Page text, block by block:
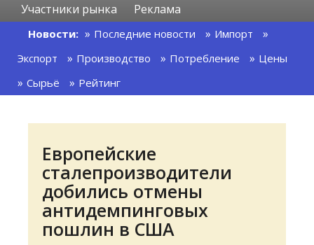
Участники рынка
Реклама
Новости: Последние новости
Импорт
Экспорт
Производство Потребление
Цены
Сырьё
Рейтинг
Европейские
сталепроизводители
добились отмены
антидемпинговых
пошлин в США